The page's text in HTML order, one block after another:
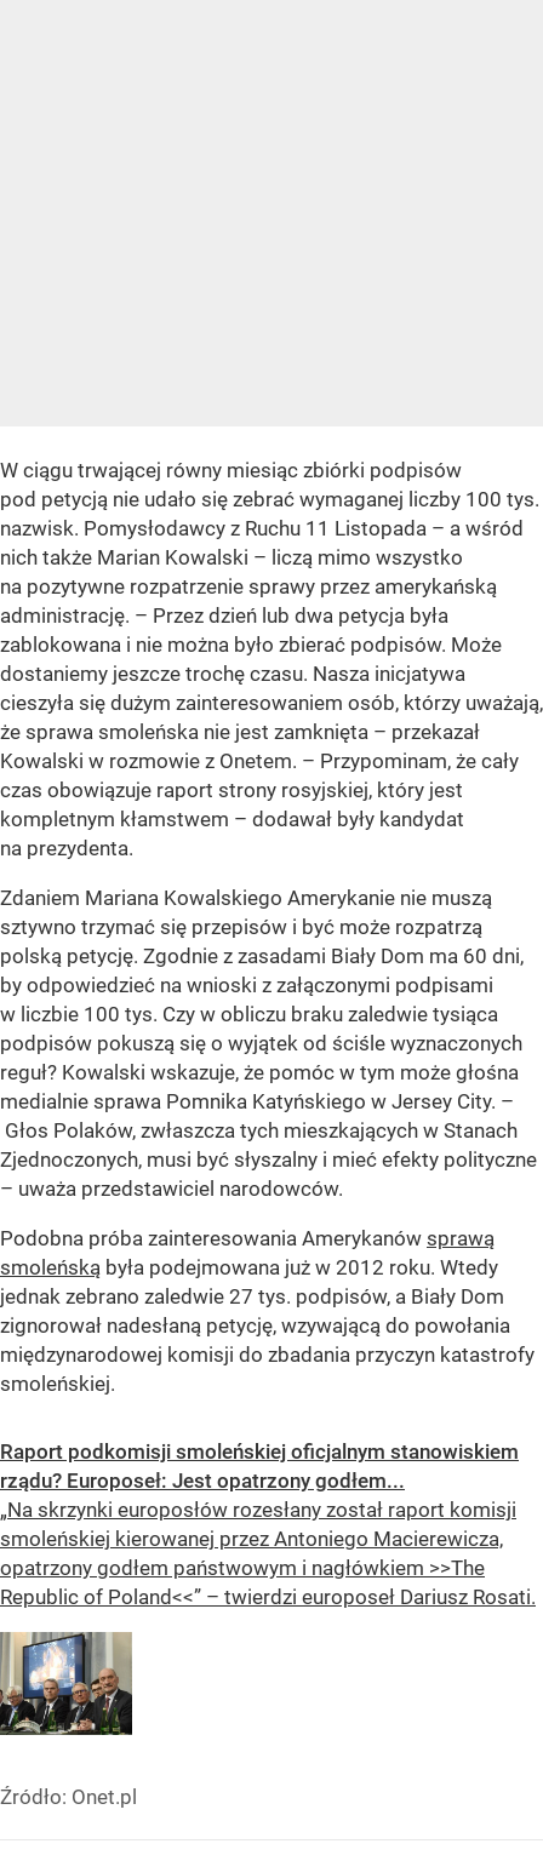
W ciągu trwającej równy miesiąc zbiórki podpisów
pod petycją nie udało się zebrać wymaganej liczby 100 tys.
nazwisk. Pomysłodawcy z Ruchu 11 Listopada – a wśród
nich także Marian Kowalski – liczą mimo wszystko
na pozytywne rozpatrzenie sprawy przez amerykańską
administrację. – Przez dzień lub dwa petycja była
zablokowana i nie można było zbierać podpisów. Może
dostaniemy jeszcze trochę czasu. Nasza inicjatywa
cieszyła się dużym zainteresowaniem osób, którzy uważają,
że sprawa smoleńska nie jest zamknięta – przekazał
Kowalski w rozmowie z Onetem. – Przypominam, że cały
czas obowiązuje raport strony rosyjskiej, który jest
kompletnym kłamstwem – dodawał były kandydat
na prezydenta.
Zdaniem Mariana Kowalskiego Amerykanie nie muszą
sztywno trzymać się przepisów i być może rozpatrzą
polską petycję. Zgodnie z zasadami Biały Dom ma 60 dni,
by odpowiedzieć na wnioski z załączonymi podpisami
w liczbie 100 tys. Czy w obliczu braku zaledwie tysiąca
podpisów pokuszą się o wyjątek od ściśle wyznaczonych
reguł? Kowalski wskazuje, że pomóc w tym może głośna
medialnie sprawa Pomnika Katyńskiego w Jersey City. –
Głos Polaków, zwłaszcza tych mieszkających w Stanach
Zjednoczonych, musi być słyszalny i mieć efekty polityczne
– uważa przedstawiciel narodowców.
Podobna próba zainteresowania Amerykanów sprawą
smoleńską była podejmowana już w 2012 roku. Wtedy
jednak zebrano zaledwie 27 tys. podpisów, a Biały Dom
zignorował nadesłaną petycję, wzywającą do powołania
międzynarodowej komisji do zbadania przyczyn katastrofy
smoleńskiej.
Raport podkomisji smoleńskiej oficjalnym stanowiskiem
rządu? Europoseł: Jest opatrzony godłem...
„Na skrzynki europosłów rozesłany został raport komisji
smoleńskiej kierowanej przez Antoniego Macierewicza,
opatrzony godłem państwowym i nagłówkiem >>The
Republic of Poland<<” – twierdzi europoseł Dariusz Rosati.
Źródło: Onet.pl